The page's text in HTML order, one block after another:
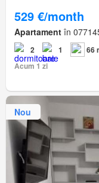
529 €/month
Apartament în
2 1
66
Acum 1 zi
Nou